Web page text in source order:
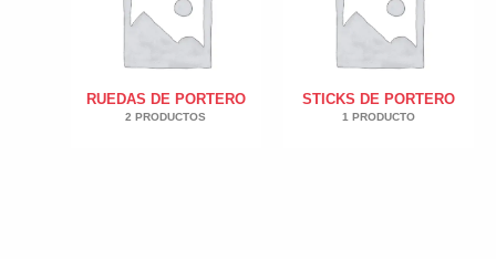
RUEDAS DE PORTERO
2 PRODUCTOS
STICKS DE PORTERO
1 PRODUCTO